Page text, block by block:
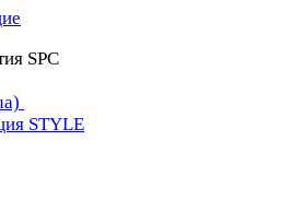
SPC
STYLE